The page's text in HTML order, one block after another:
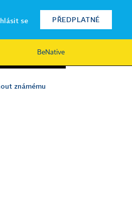
se PŘEDPLATNÉ
BeNative
známému